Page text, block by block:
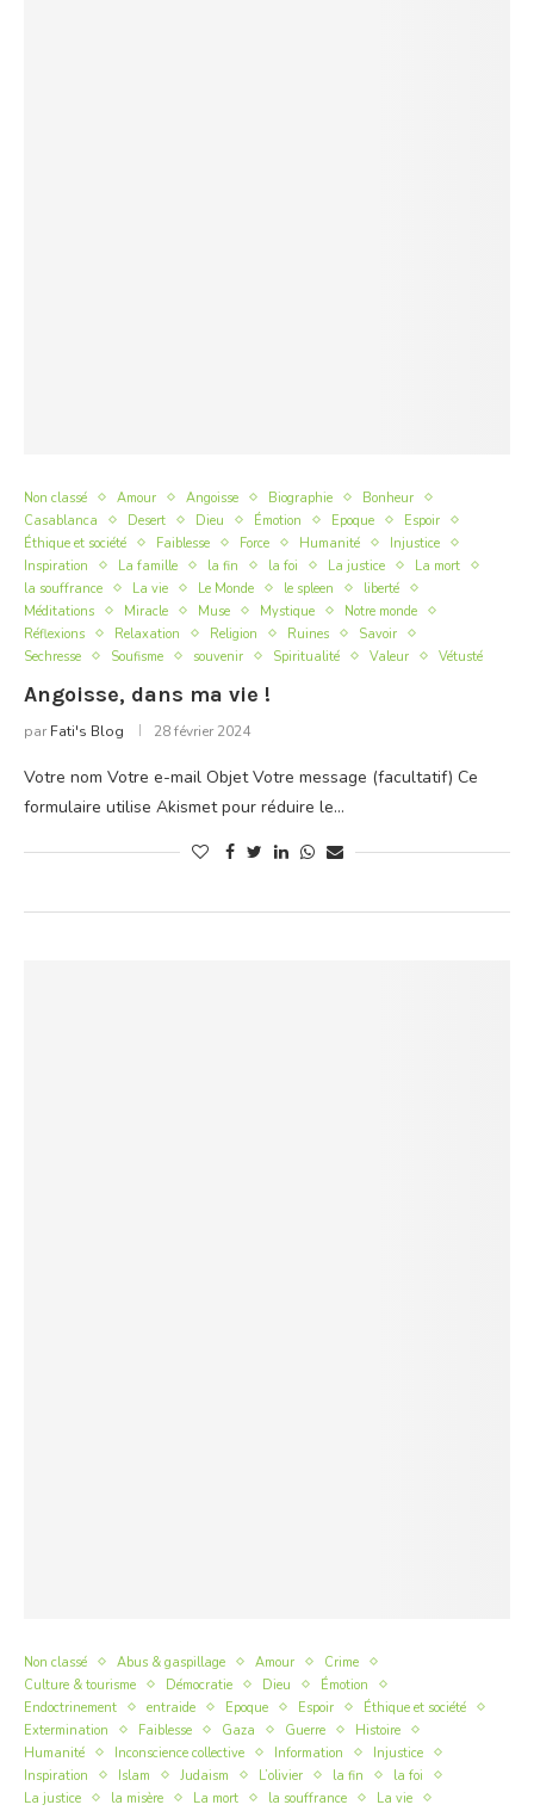
Non classé Amour Angoisse Biographie
Bonheur
Casablanca
Desert Dieu Émotion Epoque
Espoir
Éthique et société
Faiblesse Force Humanité
Injustice
Inspiration
La famille la fin la foi La justice
La mort
la souffrance
La vie Le Monde le spleen
liberté
Méditations
Miracle Muse Mystique
Notre monde
Réflexions
Relaxation Religion Ruines
Savoir
Sechresse
Soufisme souvenir Spiritualité Valeur Vétusté
Angoisse, dans ma vie !
par Fati's Blog 28 février 2024
Votre nom Votre e-mail Objet Votre message (facultatif) Ce
formulaire utilise Akismet pour réduire le…
Non classé Abus & gaspillage Amour
Crime
Culture & tourisme
Démocratie Dieu
Émotion
Endoctrinement
entraide Epoque Espoir
Éthique et société
Extermination
Faiblesse Gaza Guerre
Histoire
Humanité
Inconscience collective Information
Injustice
Inspiration
Islam Judaism L’olivier la fin
la foi
La justice
la misère La mort la souffrance
La vie